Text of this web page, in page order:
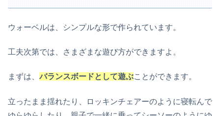
ウォーベルは、シンプルな形で作られています。
工夫次第では、さまざまな遊び方ができますよ。
まずは、バランスボードとして遊ぶことができます。
立ったまま揺れたり、ロッキンチェアーのように寝転んで